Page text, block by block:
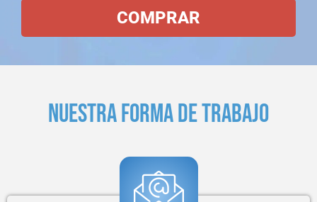
COMPRAR
NUESTRA FORMA DE TRABAJO